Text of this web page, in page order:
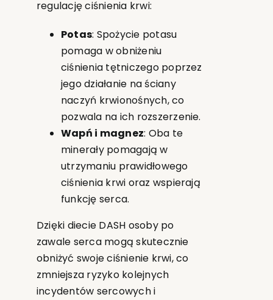
regulację ciśnienia krwi:
Potas: Spożycie potasu
pomaga w obniżeniu
ciśnienia tętniczego poprzez
jego działanie na ściany
naczyń krwionośnych, co
pozwala na ich rozszerzenie.
Wapń i magnez: Oba te
minerały pomagają w
utrzymaniu prawidłowego
ciśnienia krwi oraz wspierają
funkcję serca.
Dzięki diecie DASH osoby po
zawale serca mogą skutecznie
obniżyć swoje ciśnienie krwi, co
zmniejsza ryzyko kolejnych
incydentów sercowych i